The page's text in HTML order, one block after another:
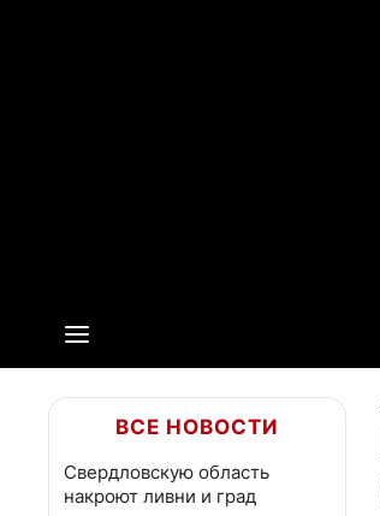
ВСЕ НОВОСТИ
Свердловскую область
накроют ливни и град